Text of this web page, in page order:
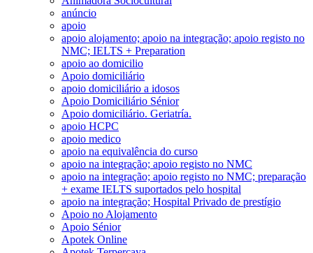
anúncio
apoio
apoio alojamento; apoio na integração; apoio registo no
NMC; IELTS + Preparation
apoio ao domicilio
Apoio domiciliário
apoio domiciliário a idosos
Apoio Domiciliário Sénior
Apoio domiciliário. Geriatría.
apoio HCPC
apoio medico
apoio na equivalência do curso
apoio na integração; apoio registo no NMC
apoio na integração; apoio registo no NMC; preparação
+ exame IELTS suportados pelo hospital
apoio na integração; Hospital Privado de prestígio
Apoio no Alojamento
Apoio Sénior
Apotek Online